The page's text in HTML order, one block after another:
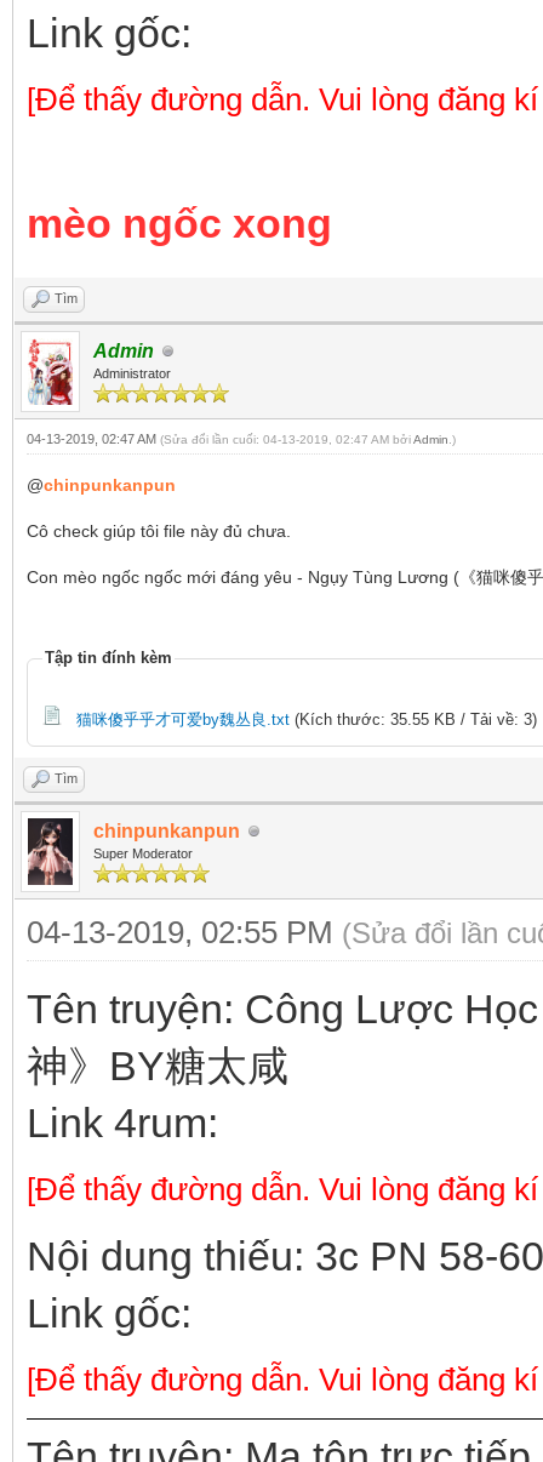
Link gốc:
[Để thấy đường dẫn. Vui lòng đăng
mèo ngốc xong
Tìm
Admin
Administrator
04-13-2019, 02:47 AM (Sửa đổi lần cuối: 04-13-2019, 02:47 AM bởiAdmin .)
@chinpunkanpun
Cô check giúp tôi file này đủ chưa.
Con mèo ngốc ngốc mới đáng yêu - Ngụy Tùng Lương (《猫咪傻
Tập tin đính kèm
猫咪傻乎乎才可爱by魏丛良.txt (Kích thước: 35.55 KB / Tải về: 3)
Tìm
chinpunkanpun
Super Moderator
04-13-2019, 02:55 PM (Sửa đổi lần
Tên truyện: Công Lược
神》BY糖太咸
Link 4rum:
[Để thấy đường dẫn. Vui lòng đăng
Nội dung thiếu: 3c PN 58-60
Link gốc:
[Để thấy đường dẫn. Vui lòng đăng